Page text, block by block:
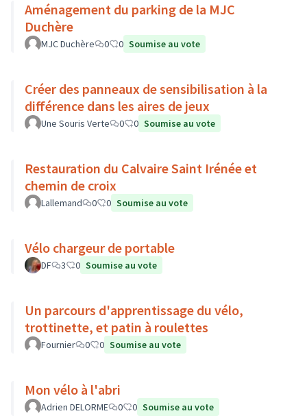
Aménagement du parking de la MJC
Duchère
MJC Duchère 0 0 Soumise au vote
Créer des panneaux de sensibilisation à la
différence dans les aires de jeux
Une Souris Verte 0 0 Soumise au vote
Restauration du Calvaire Saint Irénée et
chemin de croix
Lallemand 0 0 Soumise au vote
Vélo chargeur de portable
DF 3 0 Soumise au vote
Un parcours d'apprentissage du vélo,
trottinette, et patin à roulettes
Fournier 0 0 Soumise au vote
Mon vélo à l'abri
Adrien DELORME 0 0 Soumise au vote